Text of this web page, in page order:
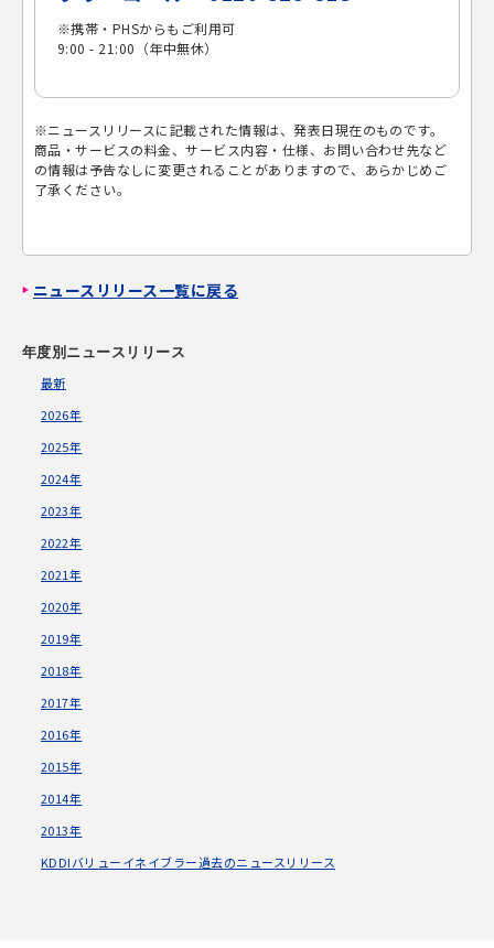
※携帯・PHSからもご利用可
9:00 - 21:00（年中無休）
※ニュースリリースに記載された情報は、発表日現在のものです。
商品・サービスの料金、サービス内容・仕様、お問い合わせ先など
の情報は予告なしに変更されることがありますので、あらかじめご
了承ください。
ニュースリリース一覧に戻る
年度別ニュースリリース
最新
2026年
2025年
2024年
2023年
2022年
2021年
2020年
2019年
2018年
2017年
2016年
2015年
2014年
2013年
KDDIバリューイネイブラー過去のニュースリリース